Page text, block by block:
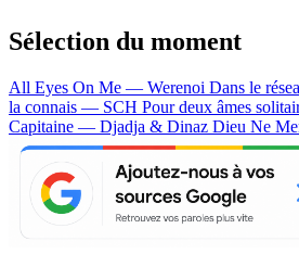
Sélection du moment
All Eyes On Me — Werenoi Dans le
la connais — SCH Pour deux âmes
Capitaine — Djadja & Dinaz Dieu Ne